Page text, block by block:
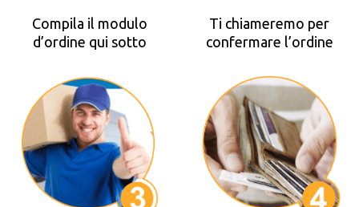
Compila il modulo
d’ordine qui sotto
Ti chiameremo per
confermare l’ordine